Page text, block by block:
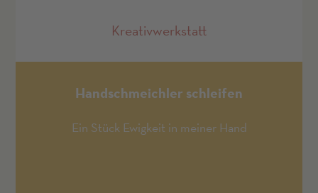
Kreativwerkstatt
Handschmeichler schleifen
Ein Stück Ewigkeit in meiner Hand